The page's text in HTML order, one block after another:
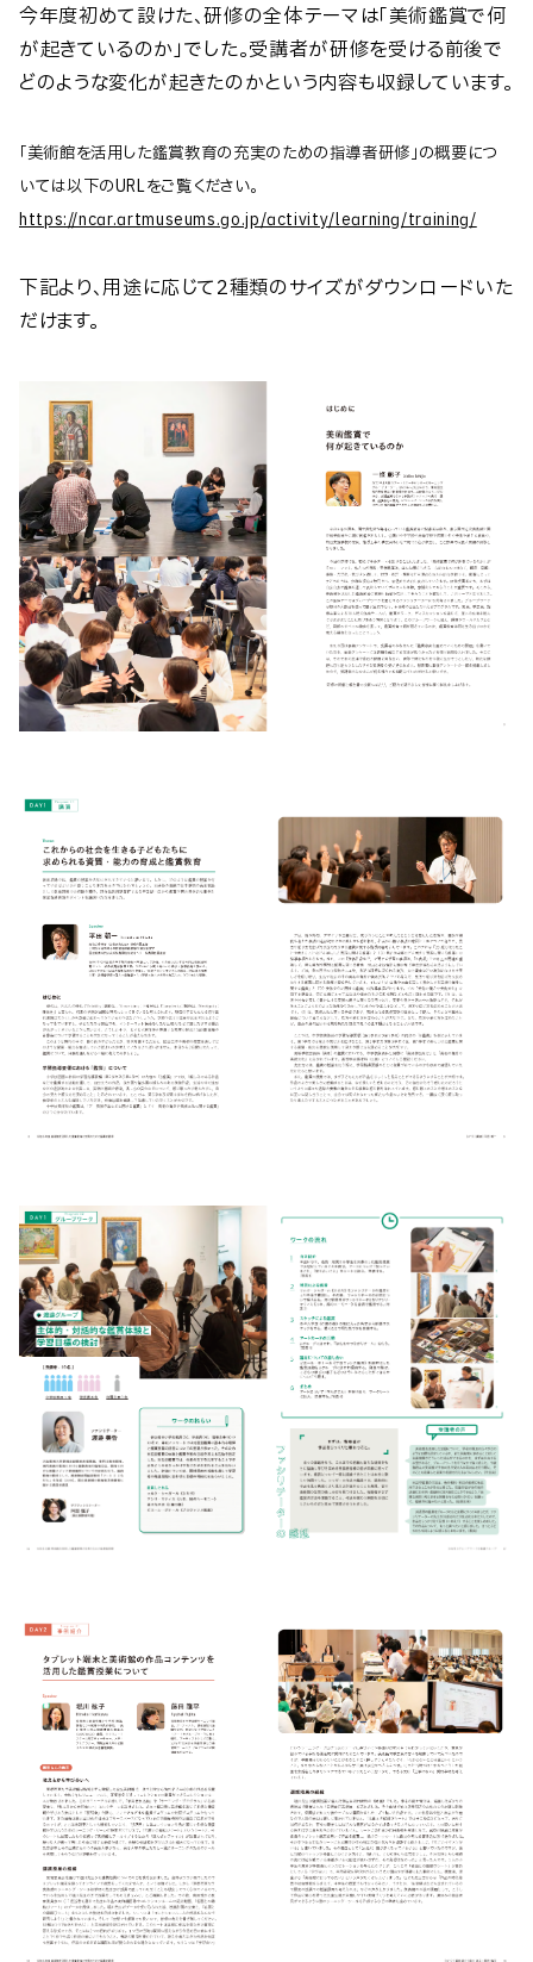
今年度初めて設けた、研修の全体テーマは「美術鑑賞で何
が起きているのか」でした。受講者が研修を受ける前後で
どのような変化が起きたのかという内容も収録しています。
「美術館を活用した鑑賞教育の充実のための指導者研修」の概要につ
いては以下のURLをご覧ください。
https://ncar.artmuseums.go.jp/activity/learning/training/
下記より、用途に応じて2種類のサイズがダウンロードいた
だけます。